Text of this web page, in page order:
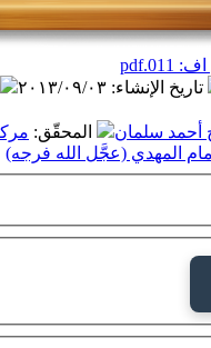
٢٠١٣/٠٩/٠٣ المشاهدات:٢٤.٠ K
المحقّق:مركز الدراسات
الله فرجه)